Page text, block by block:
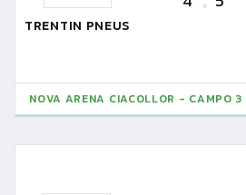
TRENTIN PNEUS
NOVA ARENA CIACOLLOR - CAMPO 3